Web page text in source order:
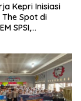
Kepri Inisiasi
Spot di
SPSI,